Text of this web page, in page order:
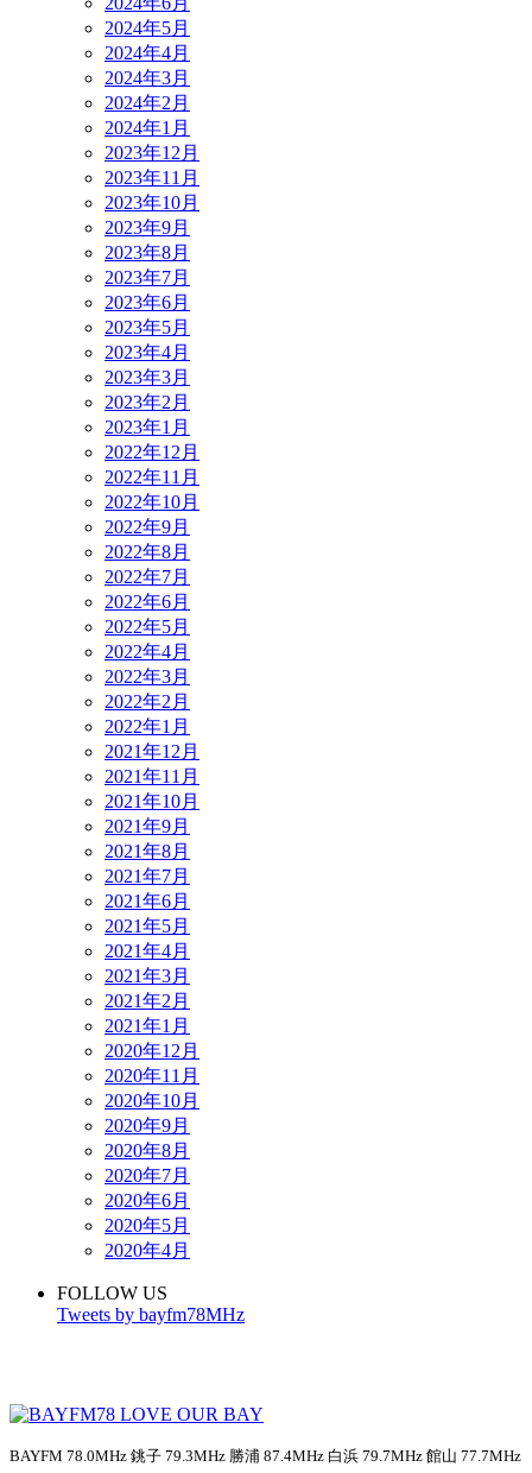
2024年5月
2024年4月
2024年3月
2024年2月
2024年1月
2023年12月
2023年11月
2023年10月
2023年9月
2023年8月
2023年7月
2023年6月
2023年5月
2023年4月
2023年3月
2023年2月
2023年1月
2022年12月
2022年11月
2022年10月
2022年9月
2022年8月
2022年7月
2022年6月
2022年5月
2022年4月
2022年3月
2022年2月
2022年1月
2021年12月
2021年11月
2021年10月
2021年9月
2021年8月
2021年7月
2021年6月
2021年5月
2021年4月
2021年3月
2021年2月
2021年1月
2020年12月
2020年11月
2020年10月
2020年9月
2020年8月
2020年7月
2020年6月
2020年5月
2020年4月
FOLLOW US
Tweets by bayfm78MHz
BAYFM 78.0MHz 銚子 79.3MHz 勝浦 87.4MHz 白浜 79.7MHz 館山 77.7MHz